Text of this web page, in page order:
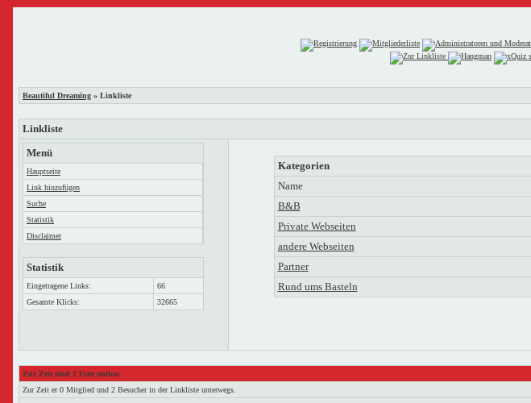
Beautiful Dreaming » Linkliste
Linkliste
Menü
Hauptseite
Link hinzufügen
Suche
Statistik
Disclaimer
Statistik
Eingetragene Links:
66
Gesamte Klicks:
32665
Kategorien
Name
B&B
Private Webseiten
andere Webseiten
Partner
Rund ums Basteln
Zur Zeit sind 2 User online.
Zur Zeit er 0 Mitglied und 2 Besucher in der Linkliste unterwegs.